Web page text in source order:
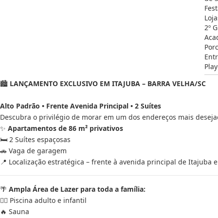
2º
🏙️ LANÇAMENTO EXCLUSIVO EM ITAJUBA – BARRA VELHA/SC
Alto Padrão • Frente Avenida Principal • 2 Suítes
Descubra o privilégio de morar em um dos endereços mais
✨ Apartamentos de 86 m² privativos
🛏️ 2 Suítes espaçosas
🚗 Vaga de garagem
📍 Localização estratégica – frente à avenida principal de Itajuba
🌴 Ampla Área de Lazer para toda a família:
🏊‍♂️ Piscina adulto e infantil
🔥 Sauna